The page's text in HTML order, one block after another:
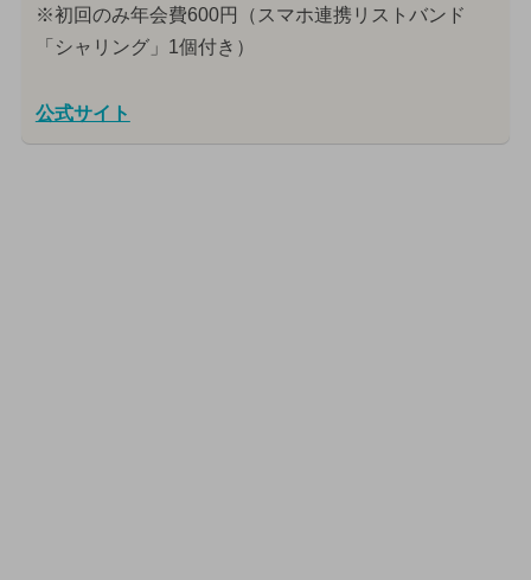
※初回のみ年会費600円（スマホ連携リストバンド
「シャリング」1個付き）
公式サイト